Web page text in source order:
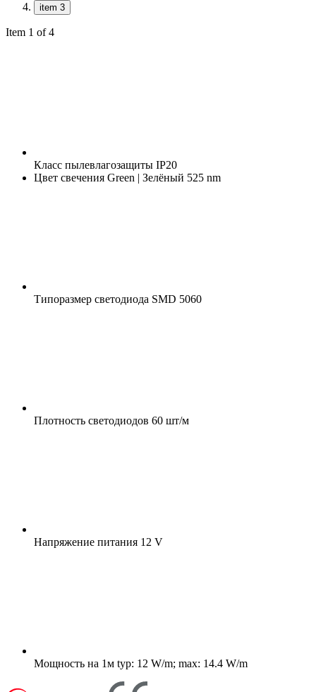
item 3
Item 1 of 4
Класс пылевлагозащиты IP20
Цвет свечения Green | Зелёный 525 nm
Типоразмер светодиода SMD 5060
Плотность светодиодов 60 шт/м
Напряжение питания 12 V
Мощность на 1м typ: 12 W/m; max: 14.4 W/m